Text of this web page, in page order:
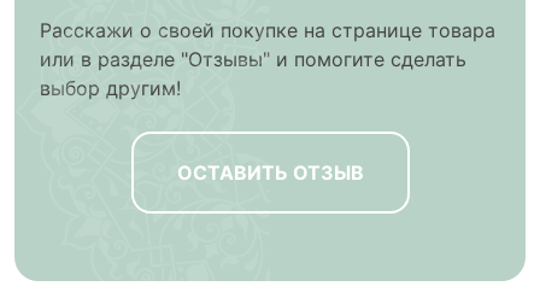
Расскажи о своей покупке на странице товара
или в разделе "Отзывы" и помогите сделать
выбор другим!
ОСТАВИТЬ ОТЗЫВ